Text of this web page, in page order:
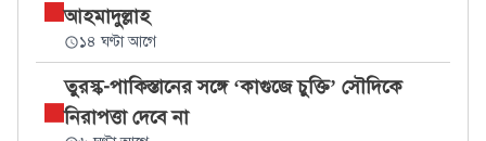
আহমাদুল্লাহ
১৪ ঘণ্টা আগে
তুরস্ক-পাকিস্তানের সঙ্গে ‘কাগুজে চুক্তি’ সৌদিকে
নিরাপত্তা দেবে না